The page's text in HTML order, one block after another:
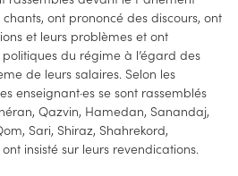
ont prononcé des discours, ont
et leurs problèmes et ont
du régime à l’égard des
de leurs salaires. Selon les
enseignant·es se sont rassemblés
Qazvin, Hamedan, Sanandaj,
Sari, Shiraz, Shahrekord,
insisté sur leurs revendications.